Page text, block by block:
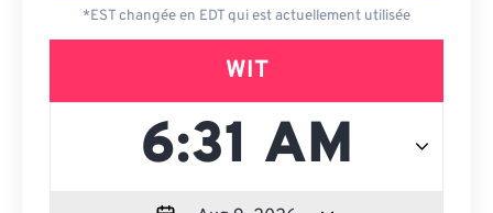
*EST changée en EDT qui est actuellement utilisée
WIT